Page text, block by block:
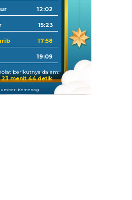
12:02
15:23
17:58
19:09
berikutnya dalam:
23 menit 44 detik
Kemenag